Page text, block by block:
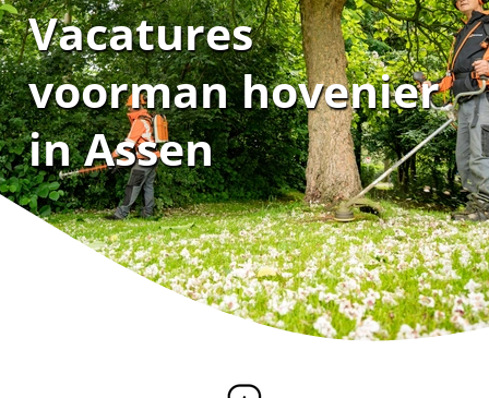
Vacatures
voorman hovenier
in Assen